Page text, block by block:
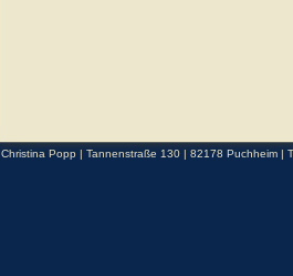
Christina Popp | Tannenstraße 130 | 82178 Puchheim |